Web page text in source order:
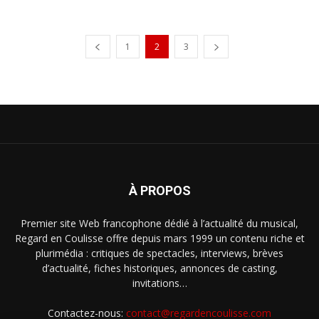
1 2 3
À PROPOS
Premier site Web francophone dédié à l’actualité du musical,
Regard en Coulisse offre depuis mars 1999 un contenu riche et
plurimédia : critiques de spectacles, interviews, brèves
d’actualité, fiches historiques, annonces de casting,
invitations…
Contactez-nous: contact@regardencoulisse.com